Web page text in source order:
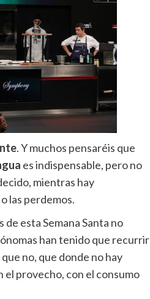
. Y muchos pensaréis que
es indispensable, pero no
mientras hay
las perdemos.
de esta Semana Santa no
han tenido que recurrir
no, que donde no hay
el provecho, con el consumo